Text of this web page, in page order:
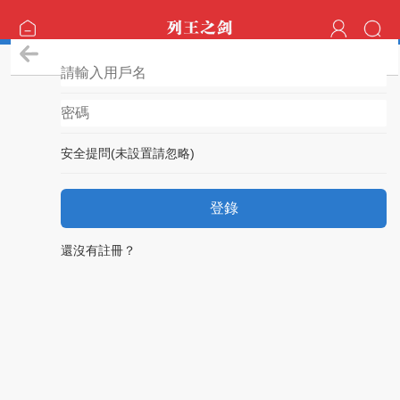
安全提問(未設置請忽略)
登錄
還沒有註冊？